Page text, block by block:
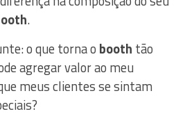
.
o que torna o booth tão
agregar valor ao meu
meus clientes se sintam